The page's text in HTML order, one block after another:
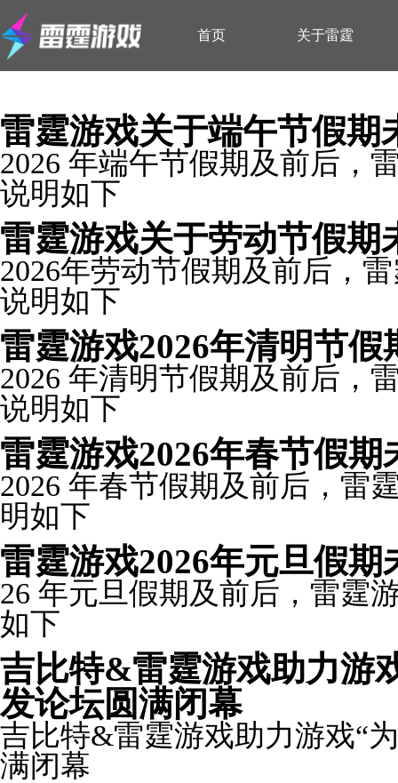
首页 关于雷霆
雷霆游戏关于端午节假期
2026 年端午节假期及前后，
说明如下
雷霆游戏关于劳动节假期
2026年劳动节假期及前后，
说明如下
雷霆游戏2026年清明节
2026 年清明节假期及前后，
说明如下
雷霆游戏2026年春节假
2026 年春节假期及前后，雷
明如下
雷霆游戏2026年元旦假
26 年元旦假期及前后，雷霆
如下
吉比特&雷霆游戏助力游
发论坛圆满闭幕
吉比特&雷霆游戏助力游戏“
满闭幕